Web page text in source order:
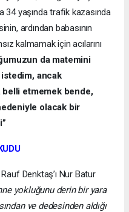
34 yaşında trafik kazasında
ardından babasının
kalmamak için acılarını
da matemini
ancak
belli etmemek bende,
olacak bir
Denktaş’ı Nur Batur
yokluğunu derin bir yara
ve dedesinden aldığı